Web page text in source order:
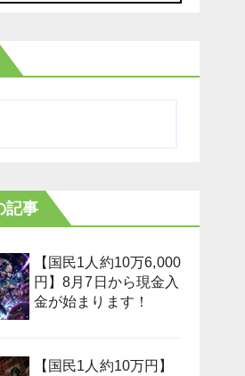
記事
【国民1人約10万6,000
円】8月7日から現金入
金が始まります！
【国民1人約10万円】